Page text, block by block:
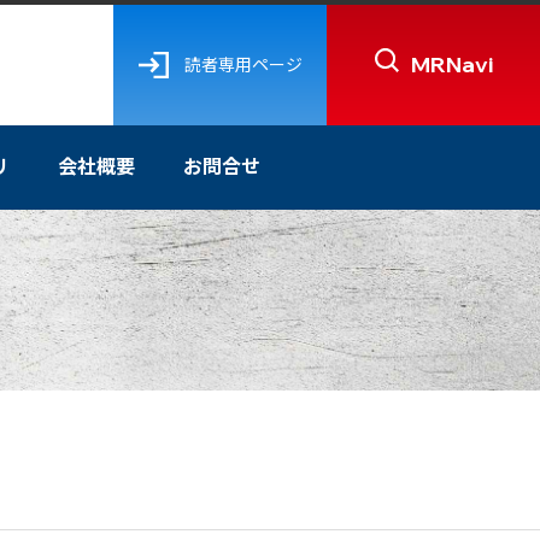
読者専用ページ MRNavi
会社概要 お問合せ